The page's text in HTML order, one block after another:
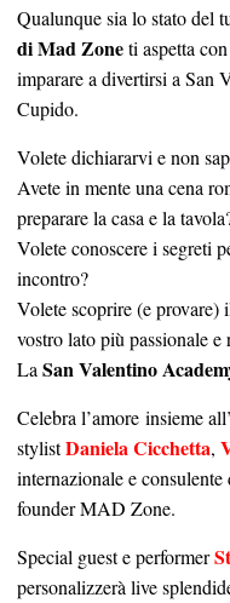
Qualunque sia lo stato del
di Mad Zoneti aspetta
imparare a divertirsi a San
Cupido.
Volete dichiararvi e non
Avete in mente una cena
preparare la casa e la
Volete conoscere i segreti
incontro?
Volete scoprire (e provare)
vostro lato più passionale e
LaSan Valentino
Celebra l’amore insieme
stylistDaniela Cicchetta,
internazionale e consulente
founder MAD Zone.
Special guest e performer
personalizzerà live